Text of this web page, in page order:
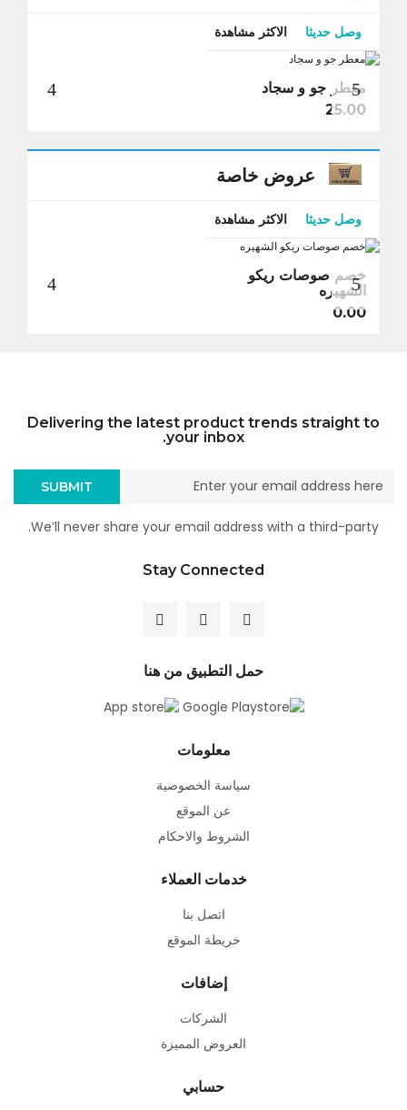
وصل حديثا الاكثر مشاهدة
معطر جو و سجاد
25.00
عروض خاصة
وصل حديثا الاكثر مشاهدة
خصم صوصات ريكو
الشهيره
0.00
Delivering the latest product trends straight to
your inbox.
SUBMIT
We’ll never share your email address with a third-party.
Stay Connected
حمل التطبيق من هنا
معلومات
سياسة الخصوصية
عن الموقع
الشروط والاحكام
خدمات العملاء
اتصل بنا
خريطة الموقع
إضافات
الشركات
العروض المميزة
حسابي